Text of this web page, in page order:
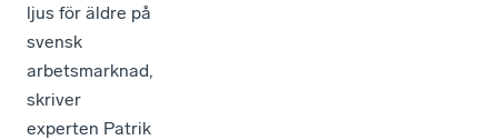
ljus för äldre på
svensk
arbetsmarknad,
skriver
experten Patrik